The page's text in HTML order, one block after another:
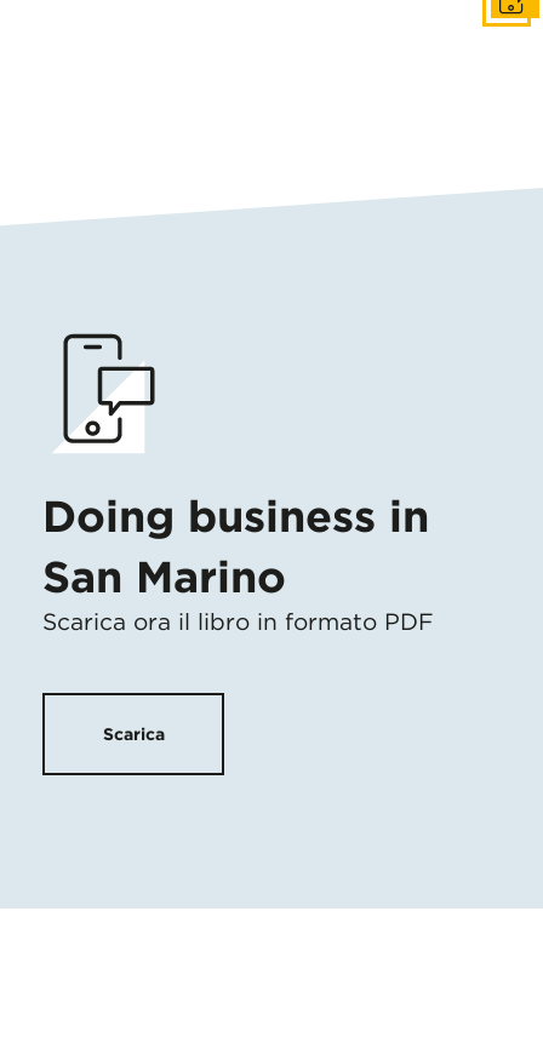
Doing business in
San Marino
Scarica ora il libro in formato PDF
Scarica